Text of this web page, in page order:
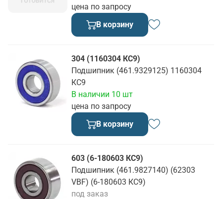
цена по запросу
В корзину
304 (1160304 КС9)
Подшипник (461.9329125) 1160304
КС9
цена по запросу
В наличии 10 шт
В корзину
603 (6-180603 КС9)
Подшипник (461.9827140) (62303
VBF) (6-180603 КС9)
под заказ